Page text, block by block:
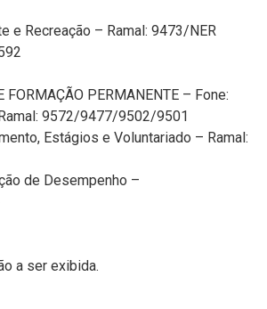
e Recreação – Ramal: 9473/NER
FORMAÇÃO PERMANENTE – Fone:
9572/9477/9502/9501
Estágios e Voluntariado – Ramal:
de Desempenho –
a ser exibida.